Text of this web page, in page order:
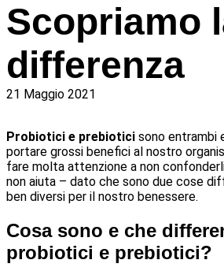
Scopriamo
differenza
21 Maggio 2021
Probiotici e prebiotici sono entrambi
portare grossi benefici al nostro
fare molta attenzione a non
non aiuta – dato che sono due cose
ben diversi per il nostro benessere.
Cosa sono e che
probiotici e prebiotici?